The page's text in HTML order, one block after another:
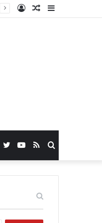
Random
Log
Search
for
RSS
YouTube
Twitter
Facebook